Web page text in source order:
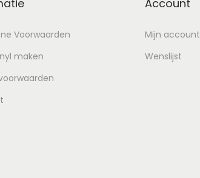
Voorwaarden
maken
Account
Mijn account
Wenslijst